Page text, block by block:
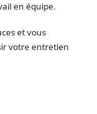
en équipe.
et vous
votre entretien